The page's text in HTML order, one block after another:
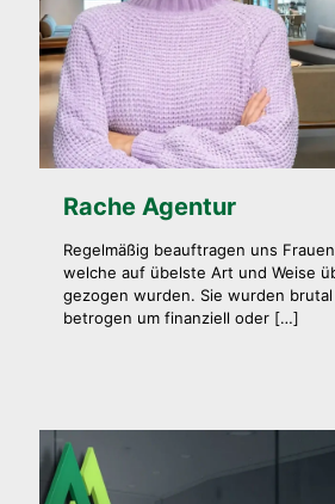
Rache Agentur
Regelmäßig beauftragen uns
welche auf übelste Art und Weise
gezogen wurden. Sie wurden
betrogen um finanziell oder […]